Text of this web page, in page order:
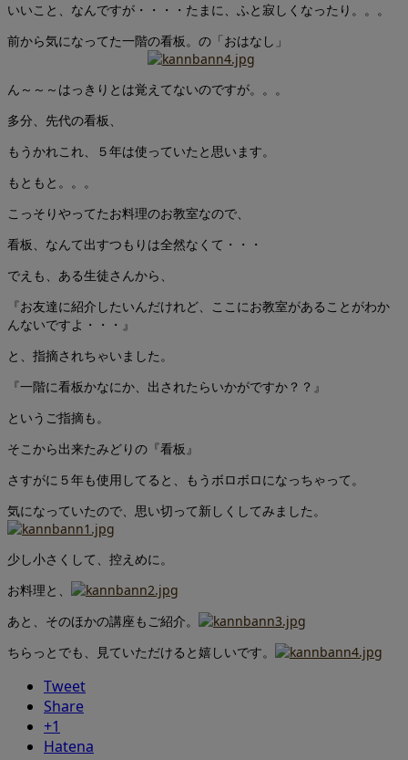
いいこと、なんですが・・・・たまに、ふと寂しくなったり。。。
前から気になってた一階の看板。の「おはなし」
ん～～～はっきりとは覚えてないのですが。。。
多分、先代の看板、
もうかれこれ、５年は使っていたと思います。
もともと。。。
こっそりやってたお料理のお教室なので、
看板、なんて出すつもりは全然なくて・・・
でえも、ある生徒さんから、
『お友達に紹介したいんだけれど、ここにお教室があることがわか
んないですよ・・・』
と、指摘されちゃいました。
『一階に看板かなにか、出されたらいかがですか？？』
というご指摘も。
そこから出来たみどりの『看板』
さすがに５年も使用してると、もうボロボロになっちゃって。
気になっていたので、思い切って新しくしてみました。
少し小さくして、控えめに。
お料理と、
あと、そのほかの講座もご紹介。
ちらっとでも、見ていただけると嬉しいです。
Tweet
Share
+1
Hatena